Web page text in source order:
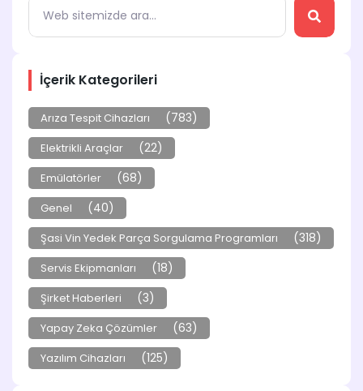
İçerik Kategorileri
Arıza Tespit Cihazları (783)
Elektrikli Araçlar (22)
Emülatörler (68)
Genel (40)
Şasi Vin Yedek Parça Sorgulama Programları (318)
Servis Ekipmanları (18)
Şirket Haberleri (3)
Yapay Zeka Çözümler (63)
Yazılım Cihazları (125)